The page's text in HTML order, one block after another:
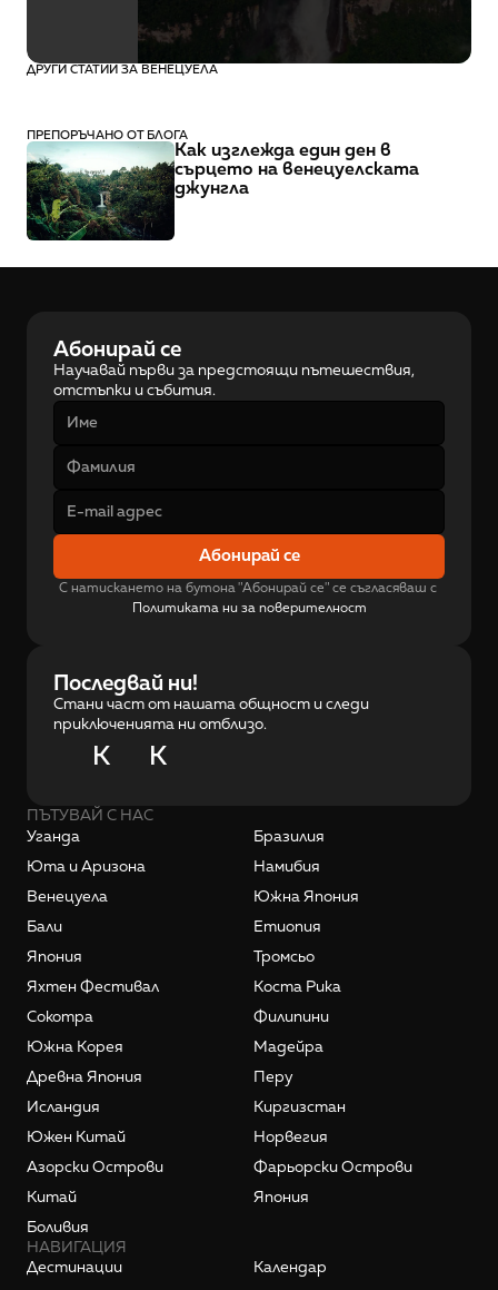
Венецуела Октомври 13 дни
ДРУГИ СТАТИИ ЗА ВЕНЕЦУЕЛА
ПРЕПОРЪЧАНО ОТ БЛОГА
Как изглежда един ден в
сърцето на венецуелската
джунгла
Абонирай се
Научавай първи за предстоящи пътешествия,
отстъпки и събития.
Абонирай се
С натискането на бутона "Абонирай се" се съгласяваш с
Политиката ни за поверителност
Последвай ни!
Стани част от нашата общност и следи
приключенията ни отблизо.
K K
ПЪТУВАЙ С НАС
Уганда
Бразилия
Юта и Аризона
Намибия
Венецуела
Южна Япония
Бали
Етиопия
Япония
Тромсьо
Яхтен Фестивал
Коста Рика
Сокотра
Филипини
Южна Корея
Мадейра
Древна Япония
Перу
Исландия
Киргизстан
Южен Китай
Норвегия
Азорски Острови
Фарьорски Острови
Китай
Япония
Боливия
НАВИГАЦИЯ
Дестинации
Календар